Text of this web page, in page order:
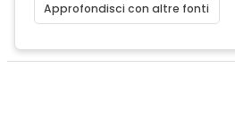
Approfondisci con altre fonti